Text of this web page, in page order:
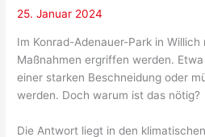
25. Januar 2024
Im Konrad-Adenauer-Park in
Maßnahmen ergriffen werden.
einer starken Beschneidung oder
werden. Doch warum ist das nötig?
Die Antwort liegt in den